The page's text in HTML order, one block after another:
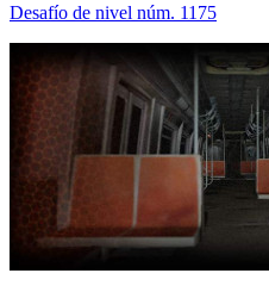
Desafío de nivel núm. 1175